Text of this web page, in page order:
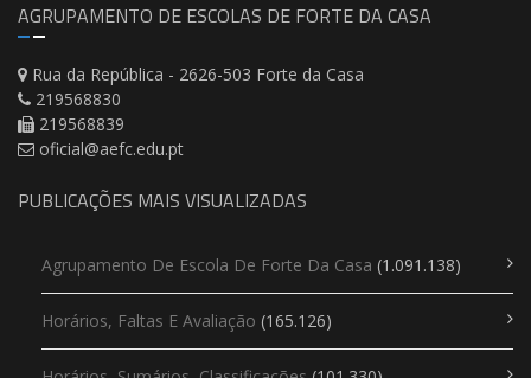
AGRUPAMENTO DE ESCOLAS DE FORTE DA CASA
Rua da República - 2626-503 Forte da Casa
219568830
219568839
oficial@aefc.edu.pt
PUBLICAÇÕES MAIS VISUALIZADAS
Agrupamento De Escola De Forte Da Casa (1.091.138)
Horários, Faltas E Avaliação (165.126)